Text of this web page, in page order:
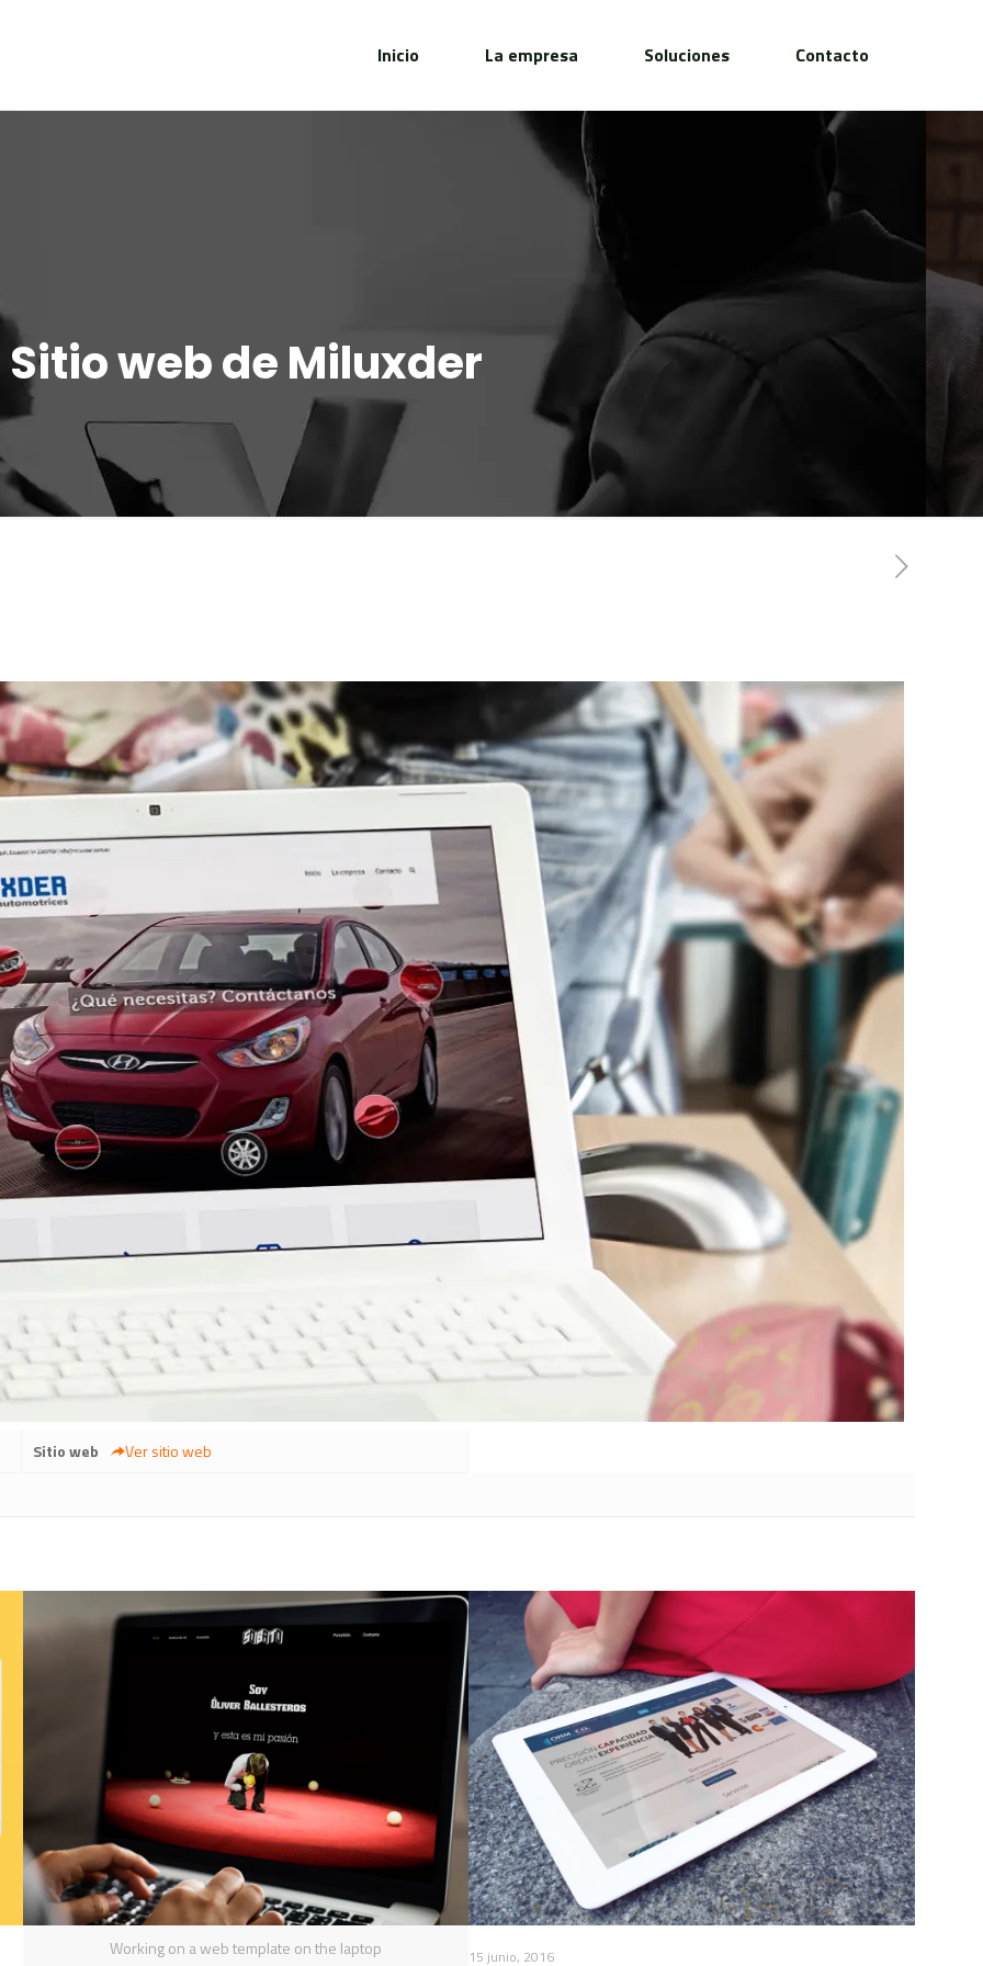
Inicio La empresa Soluciones Contacto
Sitio web de Miluxder
Sitio web Ver sitio web
Working on a web template on the laptop 15 junio, 2016